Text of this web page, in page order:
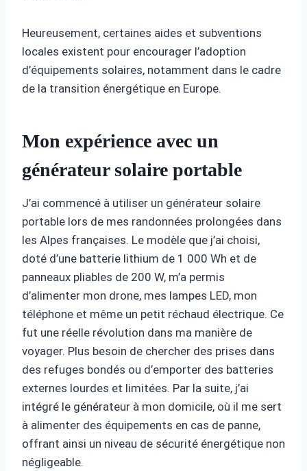
Heureusement, certaines aides et subventions
locales existent pour encourager l’adoption
d’équipements solaires, notamment dans le cadre
de la transition énergétique en Europe.
Mon expérience avec un
générateur solaire portable
J’ai commencé à utiliser un générateur solaire
portable lors de mes randonnées prolongées dans
les Alpes françaises. Le modèle que j’ai choisi,
doté d’une batterie lithium de 1 000 Wh et de
panneaux pliables de 200 W, m’a permis
d’alimenter mon drone, mes lampes LED, mon
téléphone et même un petit réchaud électrique. Ce
fut une réelle révolution dans ma manière de
voyager. Plus besoin de chercher des prises dans
des refuges bondés ou d’emporter des batteries
externes lourdes et limitées. Par la suite, j’ai
intégré le générateur à mon domicile, où il me sert
à alimenter des équipements en cas de panne,
offrant ainsi un niveau de sécurité énergétique non
négligeable.